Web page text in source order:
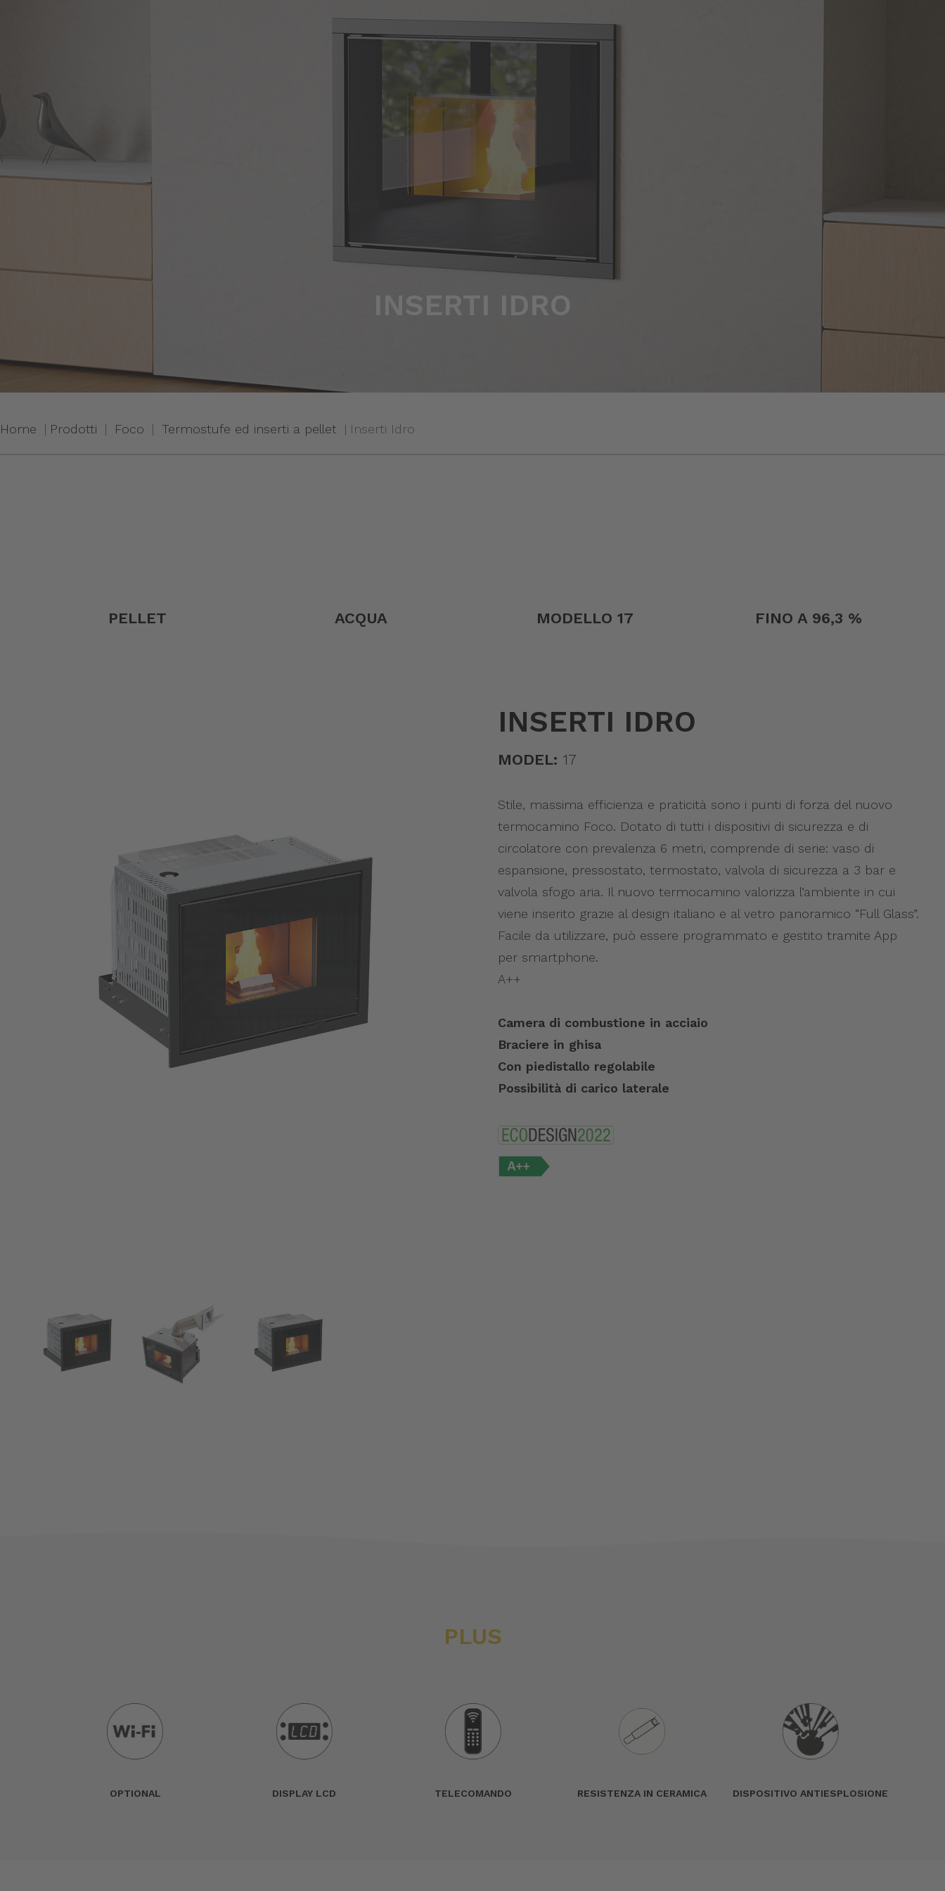
INSERTI IDRO
Home Prodotti Foco Termostufe ed inserti a pellet Inserti Idro
PELLET ACQUA MODELLO 17 FINO A 96,3 %
INSERTI IDRO
MODEL: 17
Stile, massima efficienza e praticità sono i punti di forza del nuovo
termocamino Foco. Dotato di tutti i dispositivi di sicurezza e di
circolatore con prevalenza 6 metri, comprende di serie: vaso di
espansione, pressostato, termostato, valvola di sicurezza a 3 bar e
valvola sfogo aria. Il nuovo termocamino valorizza l’ambiente in cui
viene inserito grazie al design italiano e al vetro panoramico “Full Glass”.
Facile da utilizzare, può essere programmato e gestito tramite App
per smartphone.
A++
Camera di combustione in acciaio
Braciere in ghisa
Con piedistallo regolabile
Possibilità di carico laterale
PLUS
OPTIONAL DISPLAY LCD TELECOMANDO RESISTENZA IN CERAMICA DISPOSITIVO ANTIESPLOSIONE